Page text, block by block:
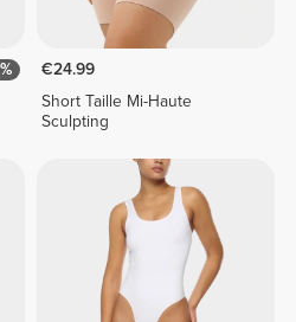
€24.99
Short Taille Mi-Haute
Sculpting